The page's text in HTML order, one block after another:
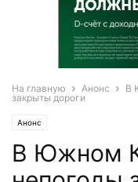
На главную Анонс
В
закрыты дороги
Анонс
В Южном